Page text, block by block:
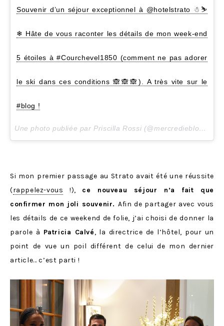
Souvenir d’un séjour exceptionnel à @hotelstrato ☃⛷
❄ Hâte de vous raconter les détails de mon week-end
5 étoiles à #Courchevel1850 (comment ne pas adorer
le ski dans ces conditions 🙈🙈🙈). A très vite sur le
#blog !
Une photo publiée par Priscilla Rossi (@mercredieblog) le
Si mon premier passage au Strato avait été une réussite
(rappelez-vous !), ce nouveau séjour n’a fait que
confirmer mon joli souvenir. Afin de partager avec vous
les détails de ce weekend de folie, j’ai choisi de donner la
parole à Patricia Calvé, la directrice de l’hôtel, pour un
point de vue un poil différent de celui de mon dernier
article… c’est parti !